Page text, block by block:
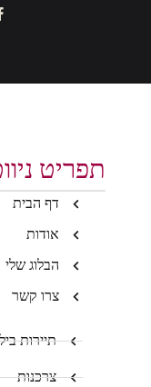
תפריט
דף הבית
אודות
הבלוג שלי
צרו קשר
תיירות
צרכנות